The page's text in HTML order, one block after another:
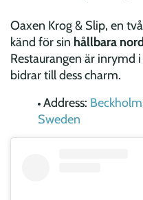
Oaxen Krog & Slip, en
känd för sin hållbara
Restaurangen är inrymd
bidrar till dess charm.
Address:
Sweden